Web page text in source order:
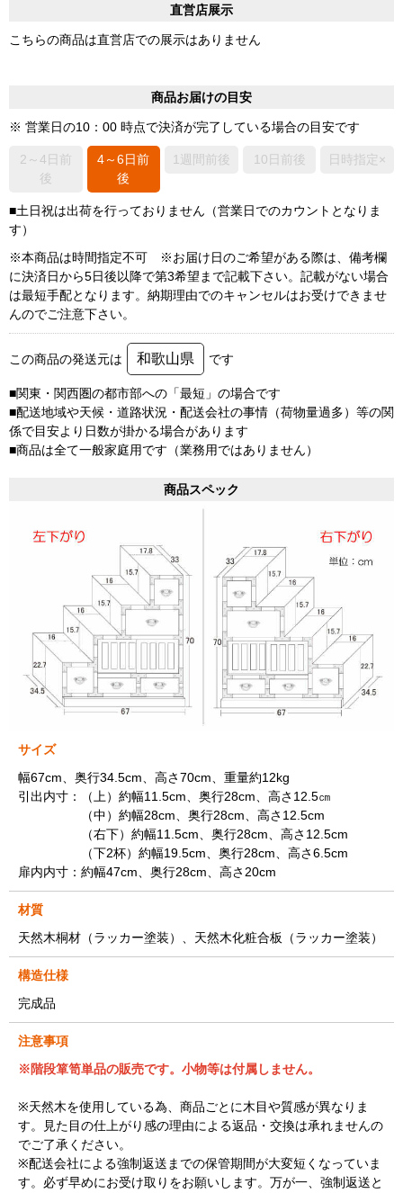
直営店展示
こちらの商品は直営店での展示はありません
商品お届けの目安
※ 営業日の10：00 時点で決済が完了している場合の目安です
2～4日前
後
4～6日前
後
1週間前後 10日前後 日時指定×
■土日祝は出荷を行っておりません（営業日でのカウントとなりま
す）
※本商品は時間指定不可 ※お届け日のご希望がある際は、備考欄
に決済日から5日後以降で第3希望まで記載下さい。記載がない場合
は最短手配となります。納期理由でのキャンセルはお受けできませ
んのでご注意下さい。
この商品の発送元は 和歌山県 です
■関東・関西圏の都市部への「最短」の場合です
■配送地域や天候・道路状況・配送会社の事情（荷物量過多）等の関
係で目安より日数が掛かる場合があります
■商品は全て一般家庭用です（業務用ではありません）
商品スペック
サイズ
幅67cm、奥行34.5cm、高さ70cm、重量約12kg
引出内寸：（上）約幅11.5cm、奥行28cm、高さ12.5㎝
（中）約幅28cm、奥行28cm、高さ12.5cm
（右下）約幅11.5cm、奥行28cm、高さ12.5cm
（下2杯）約幅19.5cm、奥行28cm、高さ6.5cm
扉内内寸：約幅47cm、奥行28cm、高さ20cm
材質
天然木桐材（ラッカー塗装）、天然木化粧合板（ラッカー塗装）
構造仕様
完成品
注意事項
※階段箪笥単品の販売です。小物等は付属しません。
※天然木を使用している為、商品ごとに木目や質感が異なりま
す。見た目の仕上がり感の理由による返品・交換は承れませんの
でご了承ください。
※配送会社による強制返送までの保管期間が大変短くなっていま
す。必ず早めにお受け取りをお願いします。万が一、強制返送と